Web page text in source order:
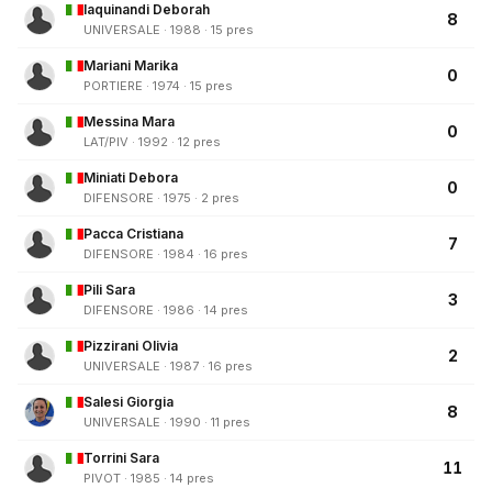
Iaquinandi Deborah
UNIVERSALE · 1988 · 15 pres
8
Mariani Marika
PORTIERE · 1974 · 15 pres
0
Messina Mara
LAT/PIV · 1992 · 12 pres
0
Miniati Debora
DIFENSORE · 1975 · 2 pres
0
Pacca Cristiana
DIFENSORE · 1984 · 16 pres
7
Pili Sara
DIFENSORE · 1986 · 14 pres
3
Pizzirani Olivia
UNIVERSALE · 1987 · 16 pres
2
Salesi Giorgia
UNIVERSALE · 1990 · 11 pres
8
Torrini Sara
PIVOT · 1985 · 14 pres
11